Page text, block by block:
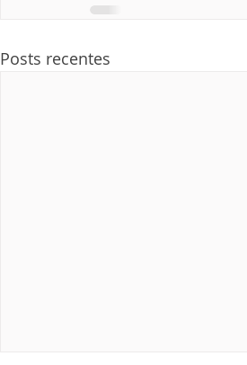
Posts recentes